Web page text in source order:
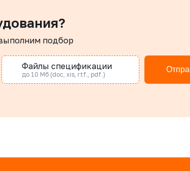
подбор
Файлы спецификации
до 10 Мб (doc, xis, rtf., pdf.)